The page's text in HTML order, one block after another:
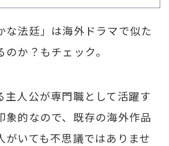
な法廷」は海外ドラマで似た
か？もチェック。
主人公が専門職として活躍す
象的なので、既存の海外作品
がいても不思議ではありませ